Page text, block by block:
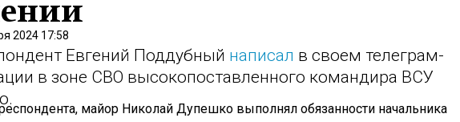
2024 17:58
Евгений Поддубный написал в своем телеграм-
в зоне СВО высокопоставленного командира ВСУ
майор Николай Дупешко выполнял обязанности начальника